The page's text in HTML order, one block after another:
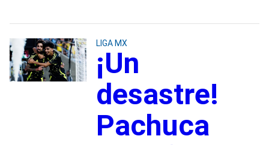
LIGA MX
¡Un
desastre!
Pachuca